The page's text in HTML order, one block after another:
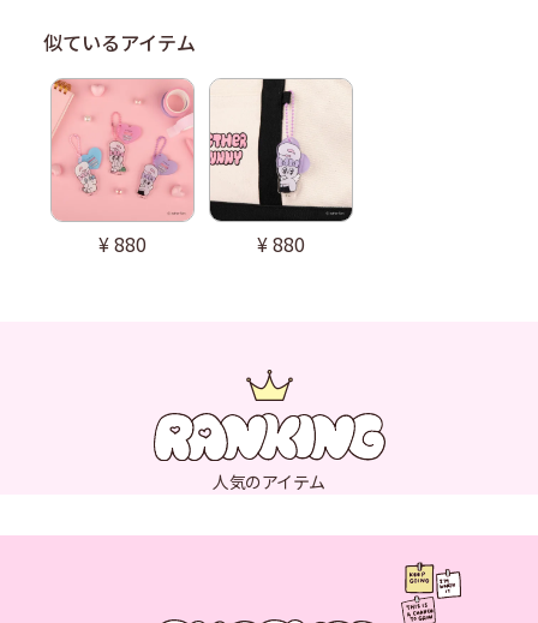
¥880 ¥880
人気のアイテム